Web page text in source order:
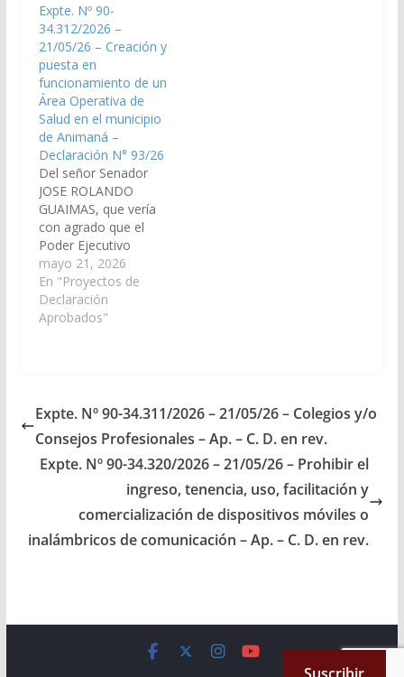
que tiene por objeto
regular el sistema de
prevención integral de
eventos por muerte
súbita en espacios
públicos y privados.
(Expte.…
Expte. Nº 90-
34.312/2026 –
21/05/26 – Creación y
puesta en
funcionamiento de un
Área Operativa de
Salud en el municipio
de Animaná –
Declaración N° 93/26
Del señor Senador
JOSE ROLANDO
GUAIMAS, que vería
con agrado que el
Poder Ejecutivo
Provincial, a través de
los organismos que
correspondan, arbitre
las medidas necesarias
Salud en el municipio
de Animaná,
departamento San
Carlos. (Expte. Nº 90-
mayo 21, 2026
En "Proyectos de
Declaración
Aprobados"
Expte. Nº 90-34.311/2026 – 21/05/26 – Colegios y/o
Consejos Profesionales – Ap. – C. D. en rev.
Expte. Nº 90-34.320/2026 – 21/05/26 – Prohibir el
ingreso, tenencia, uso, facilitación y
comercialización de dispositivos móviles o
inalámbricos de comunicación – Ap. – C. D. en rev.
. All rights reserved.